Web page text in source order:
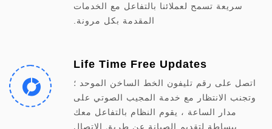
سريعة تسمح لعملائنا بالتفاعل مع الخدمات
المقدمة بكل مرونة.
Life Time Free Updates
اتصل على رقم تليفون الخط الساخن الموحد ؛
وتجنب الانتظار مع خدمة المجيب الصوتي على
مدار الساعة ، يقوم النظام بالتفاعل معك
ببساطة لتقديم الصيانة عن طريق الاتصال